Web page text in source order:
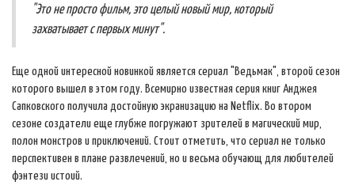
"Это не просто фильм, это целый новый мир, который
захватывает с первых минут".
Еще одной интересной новинкой является сериал "Ведьмак", второй сезон
которого вышел в этом году. Всемирно известная серия книг Анджея
Сапковского получила достойную экранизацию на Netflix. Во втором
сезоне создатели еще глубже погружают зрителей в магический мир,
полон монстров и приключений. Стоит отметить, что сериал не только
перспективен в плане развлечений, но и весьма обучающ для любителей
фэнтези истоий.